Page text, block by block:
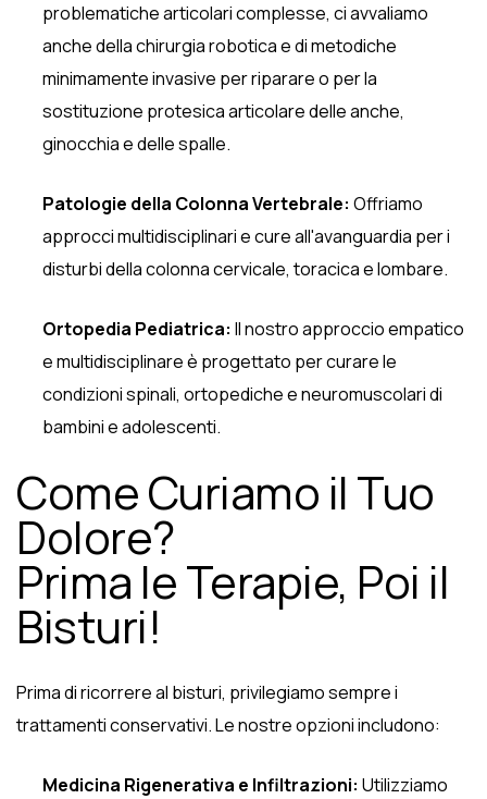
problematiche articolari complesse, ci avvaliamo
anche della chirurgia robotica e di metodiche
minimamente invasive per riparare o per la
sostituzione protesica articolare delle anche,
ginocchia e delle spalle.
Patologie della Colonna Vertebrale: Offriamo
approcci multidisciplinari e cure all'avanguardia per i
disturbi della colonna cervicale, toracica e lombare.
Ortopedia Pediatrica: Il nostro approccio empatico
e multidisciplinare è progettato per curare le
condizioni spinali, ortopediche e neuromuscolari di
bambini e adolescenti.
Come Curiamo il Tuo
Dolore?
Prima le Terapie, Poi il
Bisturi!
Prima di ricorrere al bisturi, privilegiamo sempre i
trattamenti conservativi. Le nostre opzioni includono:
Medicina Rigenerativa e Infiltrazioni: Utilizziamo